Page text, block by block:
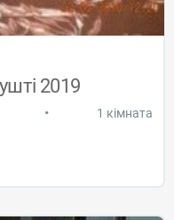
2019
• 1 кімната